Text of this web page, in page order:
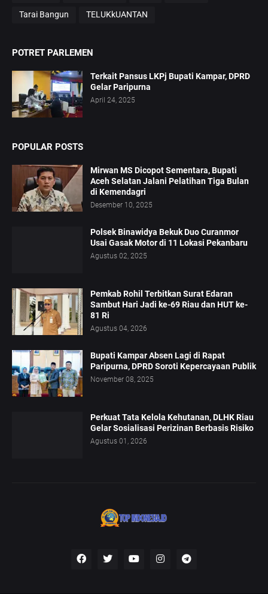
Tarai Bangun TELUKkUANTAN
POTRET PARLEMEN
Terkait Pansus LKPj Bupati Kampar, DPRD
Gelar Paripurna
April 24, 2025
POPULAR POSTS
Mirwan MS Dicopot Sementara, Bupati
Aceh Selatan Jalani Pelatihan Tiga Bulan
di Kemendagri
Desember 10, 2025
Polsek Binawidya Bekuk Duo Curanmor
Usai Gasak Motor di 11 Lokasi Pekanbaru
Agustus 02, 2025
Pemkab Rohil Terbitkan Surat Edaran
Sambut Hari Jadi ke-69 Riau dan HUT ke-
81 Ri
Agustus 04, 2026
Bupati Kampar Absen Lagi di Rapat
Paripurna, DPRD Soroti Kepercayaan Publik
November 08, 2025
Perkuat Tata Kelola Kehutanan, DLHK Riau
Gelar Sosialisasi Perizinan Berbasis Risiko
Agustus 01, 2026